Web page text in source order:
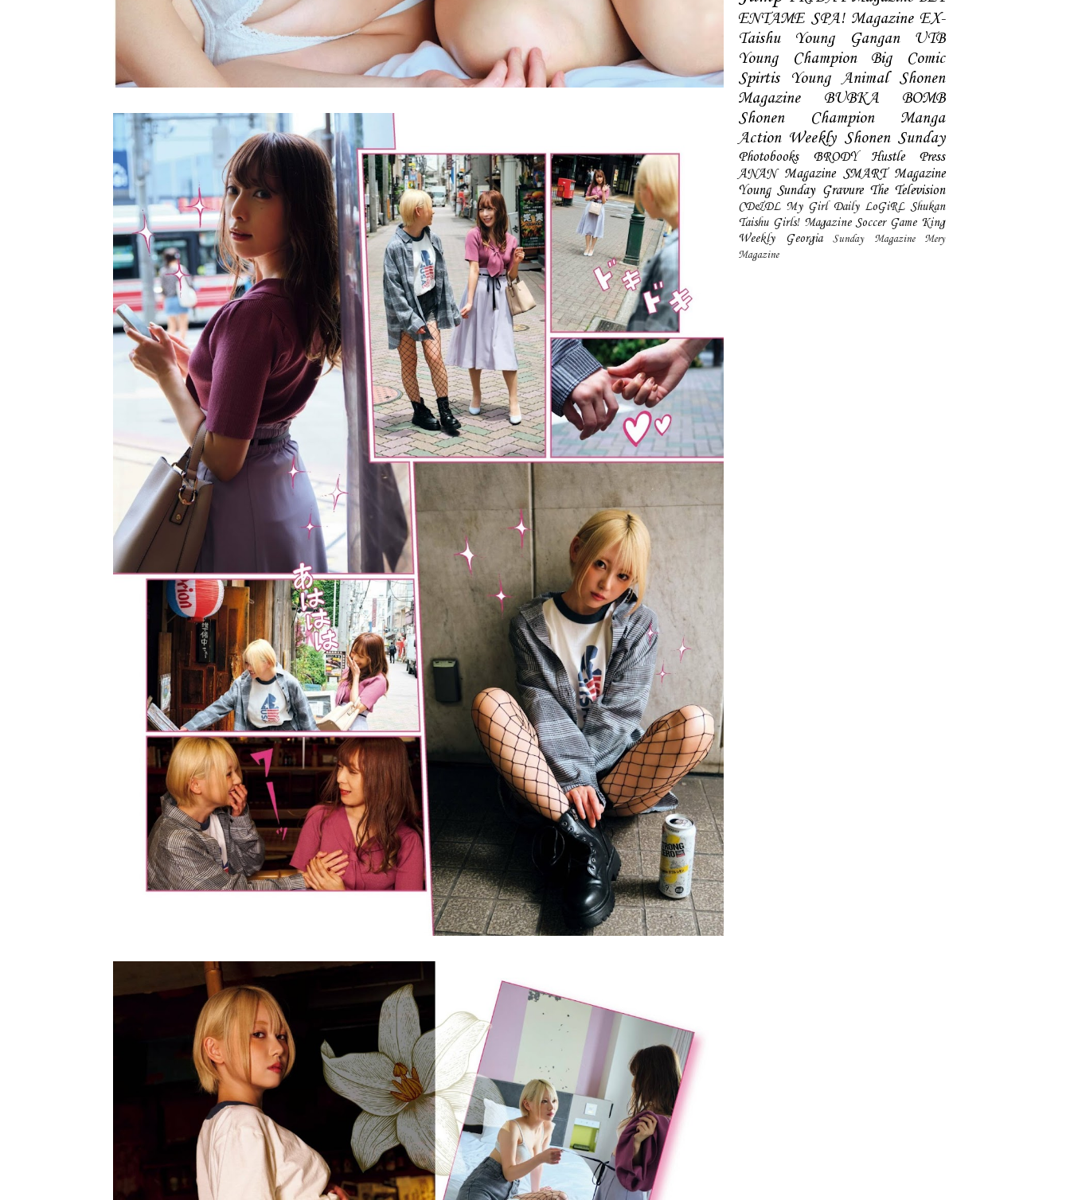
ENTAME SPA! Magazine EX-
Taishu
Young Gangan
UTB
Young Champion
Big Comic
Spirtis
Young Animal
Shonen
Magazine
BUBKA
BOMB
Shonen Champion
Manga
Action Weekly Shonen Sunday
Photobooks BRODY
Hustle Press
ANAN Magazine SMART Magazine
Young Sunday Gravure The Television
CD&DL My Girl Daily LoGiRL Shukan
Taishu Girls! Magazine Soccer Game King
Weekly Georgia
Sunday Magazine
Mery
Magazine